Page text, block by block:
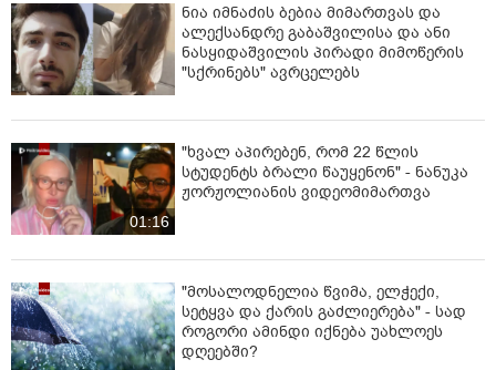
როგორც ადგილობრივ ხელისუფლებაში აცხადებენ,
გზის გაწმენდა და მოძრაობის აღდგენა ამინდზეა
დამოკიდებული.
ცნობისთვის, თუშეთთან დამაკავშირებელი ეს
ერთადერთი საავტომობილო გზა.
ნია იმნაძის ბებია მიმართვას და
ალექსანდრე გაბაშვილისა და ანი
ნასყიდაშვილის პირადი მიმოწერის
"სქრინებს" ავრცელებს
01:16
"ხვალ აპირებენ, რომ 22 წლის
სტუდენტს ბრალი წაუყენონ" - ნანუკა
ჟორჟოლიანის ვიდეომიმართვა
"მოსალოდნელია წვიმა, ელჭექი,
სეტყვა და ქარის გაძლიერება" - სად
როგორი ამინდი იქნება უახლოეს
დღეებში?